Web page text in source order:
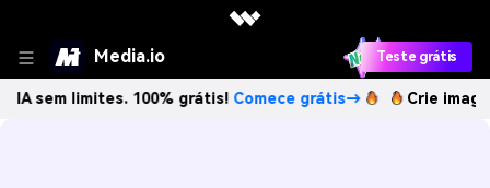
Media.io Teste grátis
100% grátis!Comece grátis→ Crie imagens com